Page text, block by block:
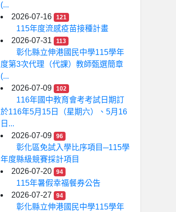
(...
2026-07-16
121
115年度流感疫苗接種計畫
2026-07-31
113
彰化縣立伸港國民中學115學年
度第3次代理（代課）教師甄選簡章
(...
2026-07-09
102
116年國中教育會考考試日期訂
於116年5月15日（星期六）、5月16
日...
2026-07-09
96
彰化區免試入學比序項目─115學
年度縣級競賽採計項目
2026-07-20
94
115年暑假幸福餐券公告
2026-07-27
94
彰化縣立伸港國民中學115學年